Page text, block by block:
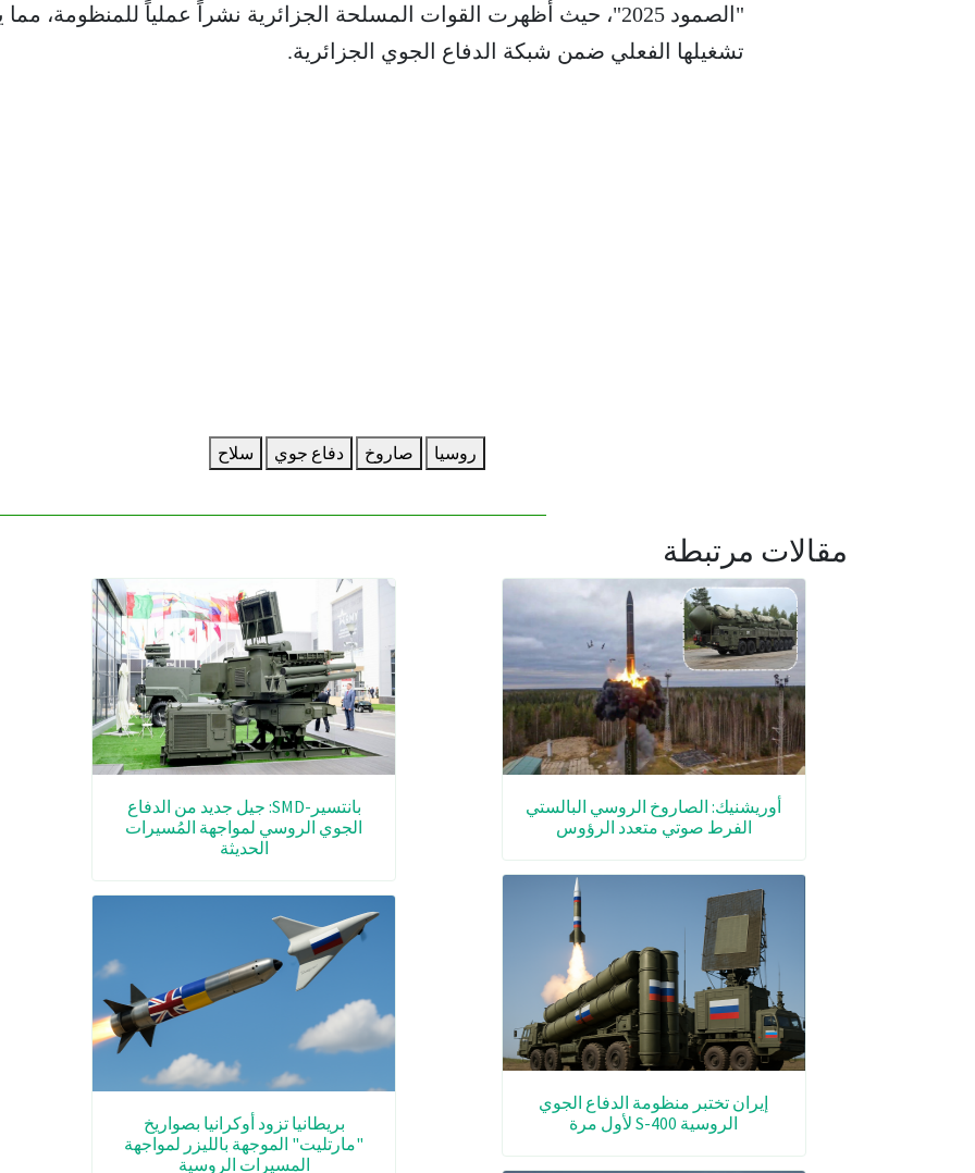
"الصمود 2025"، حيث أظهرت القوات المسلحة الجزائرية نشراً عملياً للمنظومة، مما
تشغيلها الفعلي ضمن شبكة الدفاع الجوي الجزائرية.
روسيا صاروخ دفاع جوي سلاح
مقالات مرتبطة
أوريشنيك: الصاروخ الروسي البالستي
الفرط صوتي متعدد الرؤوس
إيران تختبر منظومة الدفاع الجوي
الروسية S-400 لأول مرة
بانتسير-SMD: جيل جديد من الدفاع
الجوي الروسي لمواجهة المُسيرات
الحديثة
بريطانيا تزود أوكرانيا بصواريخ
"مارتليت" الموجهة بالليزر لمواجهة
المسيرات الروسية